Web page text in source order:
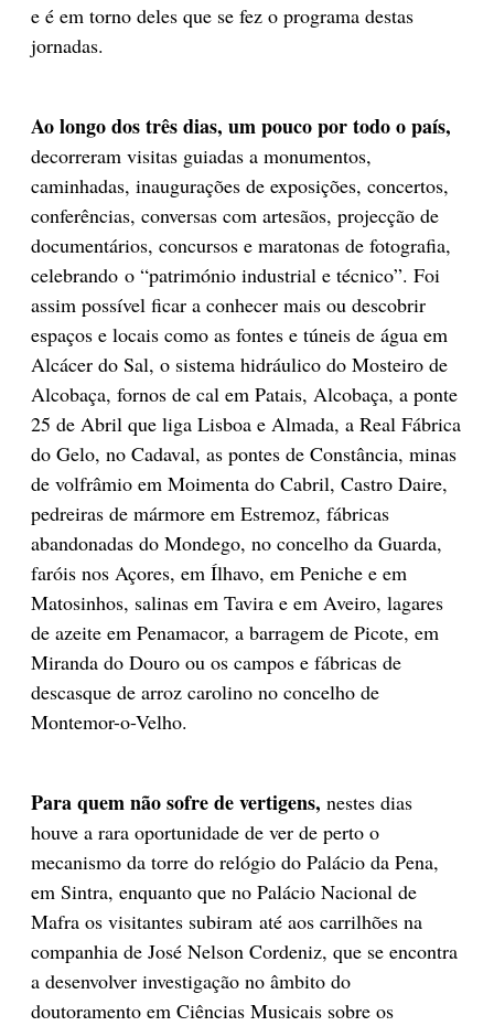
e é em torno deles que se fez o programa destas
jornadas.
Ao longo dos três dias, um pouco por todo o país,
decorreram visitas guiadas a monumentos,
caminhadas, inaugurações de exposições, concertos,
conferências, conversas com artesãos, projecção de
documentários, concursos e maratonas de fotografia,
celebrando o “património industrial e técnico”. Foi
assim possível ficar a conhecer mais ou descobrir
espaços e locais como as fontes e túneis de água em
Alcácer do Sal, o sistema hidráulico do Mosteiro de
Alcobaça, fornos de cal em Patais, Alcobaça, a ponte
25 de Abril que liga Lisboa e Almada, a Real Fábrica
do Gelo, no Cadaval, as pontes de Constância, minas
de volfrâmio em Moimenta do Cabril, Castro Daire,
pedreiras de mármore em Estremoz, fábricas
abandonadas do Mondego, no concelho da Guarda,
faróis nos Açores, em Ílhavo, em Peniche e em
Matosinhos, salinas em Tavira e em Aveiro, lagares
de azeite em Penamacor, a barragem de Picote, em
Miranda do Douro ou os campos e fábricas de
descasque de arroz carolino no concelho de
Montemor-o-Velho.
Para quem não sofre de vertigens, nestes dias
houve a rara oportunidade de ver de perto o
mecanismo da torre do relógio do Palácio da Pena,
em Sintra, enquanto que no Palácio Nacional de
Mafra os visitantes subiram até aos carrilhões na
companhia de José Nelson Cordeniz, que se encontra
a desenvolver investigação no âmbito do
doutoramento em Ciências Musicais sobre os